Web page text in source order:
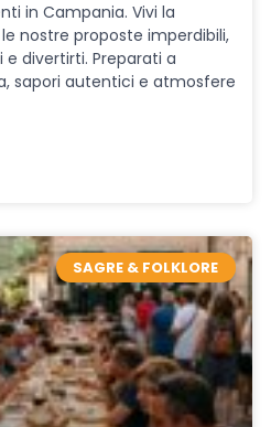
in Campania. Vivi la
nostre proposte imperdibili,
divertirti. Preparati a
sapori autentici e atmosfere
SAGRE & FOLKLORE